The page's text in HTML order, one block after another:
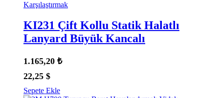
Karşılaştırmak
KI231 Çift Kollu Statik Halatlı
Lanyard Büyük Kancalı
1.165,20 ₺
22,25 $
Sepete Ekle